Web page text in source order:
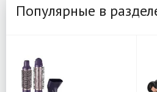
Популярные в